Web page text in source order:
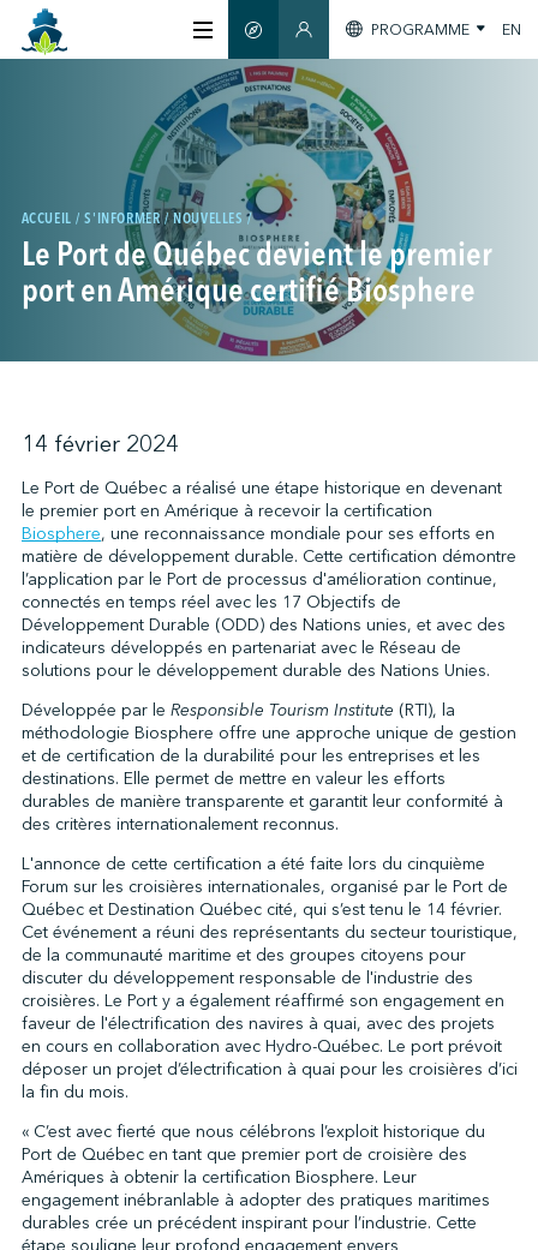
À PROPOS
CERTIFICATION
MEMBRES
GREENTECH
S'INFORMER
NOUS JOINDRE
↩︎
GUIDE INTELLIGENT
SECTION MEMBRES
PROGRAMME EN
ACCUEIL S'INFORMER NOUVELLES
Le Port de Québec devient le premier
port en Amérique certifié Biosphere
14 février 2024
Le Port de Québec a réalisé une étape historique en devenant
le premier port en Amérique à recevoir la certification
Biosphere, une reconnaissance mondiale pour ses efforts en
matière de développement durable. Cette certification démontre
l’application par le Port de processus d'amélioration continue,
connectés en temps réel avec les 17 Objectifs de
Développement Durable (ODD) des Nations unies, et avec des
indicateurs développés en partenariat avec le Réseau de
solutions pour le développement durable des Nations Unies.
Développée par le Responsible Tourism Institute (RTI), la
méthodologie Biosphere offre une approche unique de gestion
et de certification de la durabilité pour les entreprises et les
destinations. Elle permet de mettre en valeur les efforts
durables de manière transparente et garantit leur conformité à
des critères internationalement reconnus.
L'annonce de cette certification a été faite lors du cinquième
Forum sur les croisières internationales, organisé par le Port de
Québec et Destination Québec cité, qui s’est tenu le 14 février.
Cet événement a réuni des représentants du secteur touristique,
de la communauté maritime et des groupes citoyens pour
discuter du développement responsable de l'industrie des
croisières. Le Port y a également réaffirmé son engagement en
faveur de l'électrification des navires à quai, avec des projets
en cours en collaboration avec Hydro-Québec. Le port prévoit
déposer un projet d’électrification à quai pour les croisières d’ici
la fin du mois.
« C’est avec fierté que nous célébrons l’exploit historique du
Port de Québec en tant que premier port de croisière des
Amériques à obtenir la certification Biosphere. Leur
engagement inébranlable à adopter des pratiques maritimes
durables crée un précédent inspirant pour l’industrie. Cette